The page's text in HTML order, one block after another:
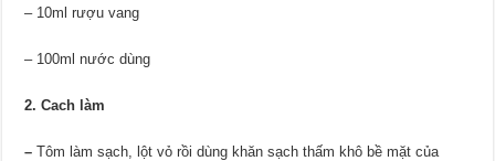
– 10ml rượu vang
– 100ml nước dùng
2. Cach làm
–Tôm làm sạch, lột vỏ rồi dùng khăn sạch thấm khô bề mặt của